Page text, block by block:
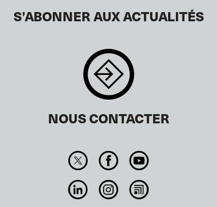
S’ABONNER AUX ACTUALITÉS
NOUS CONTACTER